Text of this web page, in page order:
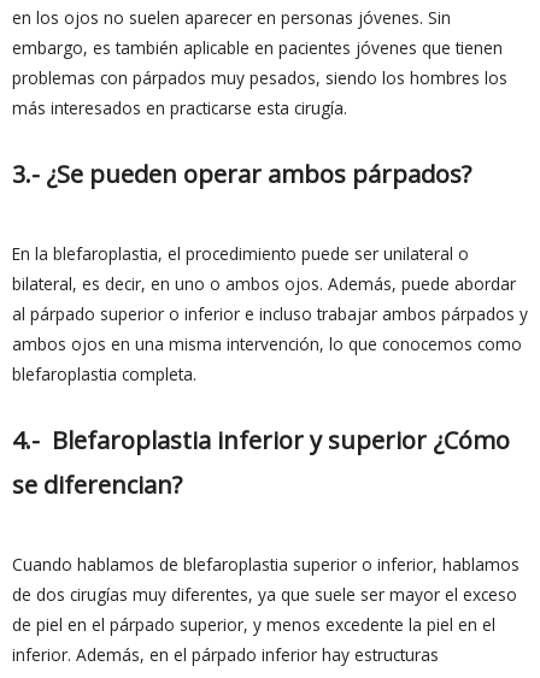
en los ojos no suelen aparecer en personas jóvenes. Sin
embargo, es también aplicable en pacientes jóvenes que tienen
problemas con párpados muy pesados, siendo los hombres los
más interesados en practicarse esta cirugía.
3.- ¿Se pueden operar ambos párpados?
En la blefaroplastia, el procedimiento puede ser unilateral o
bilateral, es decir, en uno o ambos ojos. Además, puede abordar
al párpado superior o inferior e incluso trabajar ambos párpados y
ambos ojos en una misma intervención, lo que conocemos como
blefaroplastia completa.
4.- Blefaroplastia inferior y superior ¿Cómo
se diferencian?
Cuando hablamos de blefaroplastia superior o inferior, hablamos
de dos cirugías muy diferentes, ya que suele ser mayor el exceso
de piel en el párpado superior, y menos excedente la piel en el
inferior. Además, en el párpado inferior hay estructuras